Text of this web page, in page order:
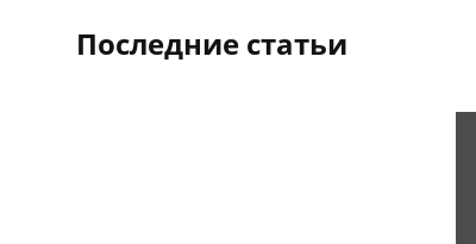
Последние статьи